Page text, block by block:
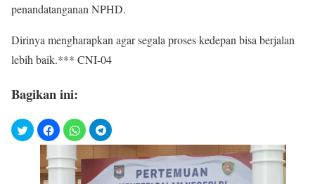
penandatanganan NPHD.
Dirinya mengharapkan agar segala proses kedepan bisa berjalan
lebih baik.*** CNI-04
Bagikan ini: